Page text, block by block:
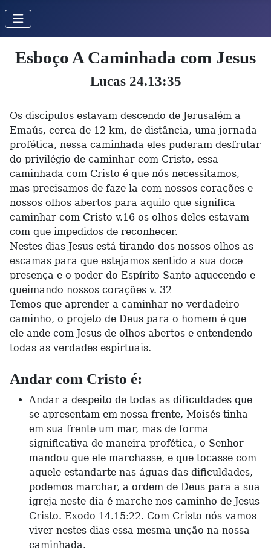
Esboço A Caminhada com Jesus
Lucas 24.13:35
Os discipulos estavam descendo de Jerusalém a
Emaús, cerca de 12 km, de distância, uma jornada
profética, nessa caminhada eles puderam desfrutar
do privilégio de caminhar com Cristo, essa
caminhada com Cristo é que nós necessitamos,
mas precisamos de faze-la com nossos corações e
nossos olhos abertos para aquilo que significa
caminhar com Cristo v.16 os olhos deles estavam
com que impedidos de reconhecer.
Nestes dias Jesus está tirando dos nossos olhos as
escamas para que estejamos sentido a sua doce
presença e o poder do Espírito Santo aquecendo e
queimando nossos corações v. 32
Temos que aprender a caminhar no verdadeiro
caminho, o projeto de Deus para o homem é que
ele ande com Jesus de olhos abertos e entendendo
todas as verdades espirtuais.
Andar com Cristo é:
Andar a despeito de todas as dificuldades que
se apresentam em nossa frente, Moisés tinha
em sua frente um mar, mas de forma
significativa de maneira profética, o Senhor
mandou que ele marchasse, e que tocasse com
aquele estandarte nas águas das dificuldades,
podemos marchar, a ordem de Deus para a sua
igreja neste dia é marche nos caminho de Jesus
Cristo. Exodo 14.15:22. Com Cristo nós vamos
viver nestes dias essa mesma unção na nossa
caminhada.